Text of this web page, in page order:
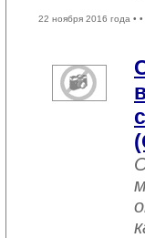
22 ноября 2016 года •